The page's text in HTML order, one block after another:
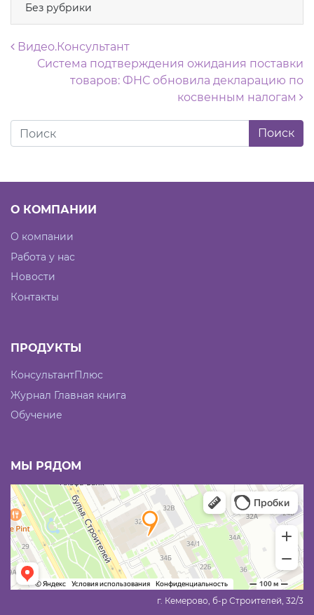
Без рубрики
Навигация по записям
Видео.Консультант
Система подтверждения ожидания поставки
товаров: ФНС обновила декларацию по
косвенным налогам
О КОМПАНИИ
О компании
Работа у нас
Новости
Контакты
ПРОДУКТЫ
КонсультантПлюс
Журнал Главная книга
Обучение
МЫ РЯДОМ
г. Кемерово, б-р Строителей, 32/3